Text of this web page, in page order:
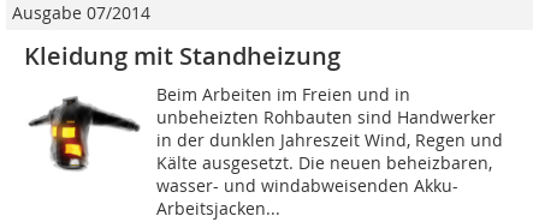
Ausgabe 07/2014
Kleidung mit Standheizung
Beim Arbeiten im Freien und in
unbeheizten Rohbauten sind Handwerker
in der dunklen Jahreszeit Wind, Regen und
Kälte ausgesetzt. Die neuen beheizbaren,
wasser- und windabweisenden Akku-
Arbeitsjacken...